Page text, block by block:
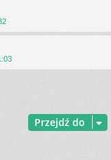
Przejdź do